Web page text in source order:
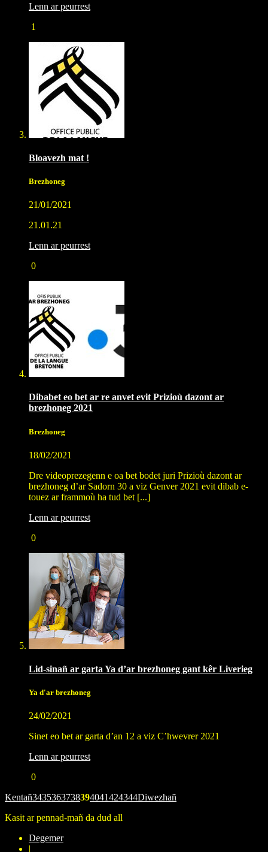
Lenn ar peurrest
1
Bloavezh mat !
Brezhoneg
21/01/2021
21.01.21
Lenn ar peurrest
0
Dibabet eo bet ar re anvet evit Prizioù dazont ar
brezhoneg 2021
Brezhoneg
18/02/2021
Dre videoprezegenn e oa bet bodet juri Prizioù dazont ar
brezhoneg d’ar Sadorn 30 a viz Genver 2021 evit dibab e-
touez ar frammoù ha tud bet [...]
Lenn ar peurrest
0
Lid-sinañ ar garta Ya d’ar brezhoneg gant kêr Liverieg
Ya d'ar brezhoneg
24/02/2021
Sinet eo bet ar garta d’an 12 a viz C’hwevrer 2021
Lenn ar peurrest
0
Kentañ3435363738394041424344Diwezhañ
Kasit ar pennad-mañ da dud all
Degemer
|